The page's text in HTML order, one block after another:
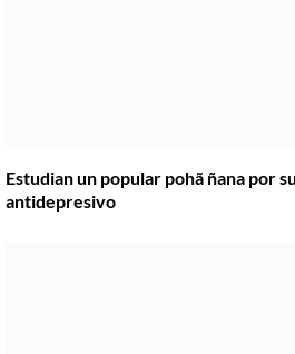
Estudian un popular pohã ñana por
antidepresivo